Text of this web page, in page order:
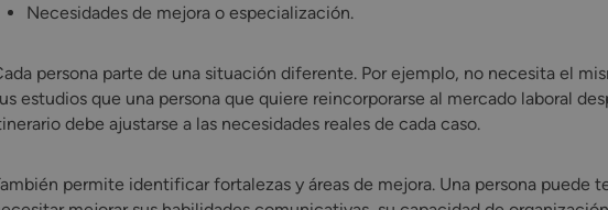
Necesidades de mejora o especialización.
persona parte de una situación diferente. Por ejemplo, no necesita el
estudios que una persona que quiere reincorporarse al mercado laboral
debe ajustarse a las necesidades reales de cada caso.
permite identificar fortalezas y áreas de mejora. Una persona puede